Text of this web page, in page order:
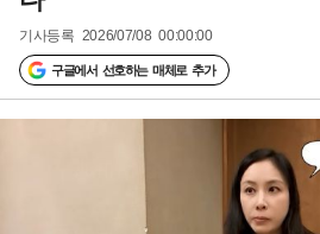
기사등록 2026/07/08 00:00:00
구글에서 선호하는 매체로 추가